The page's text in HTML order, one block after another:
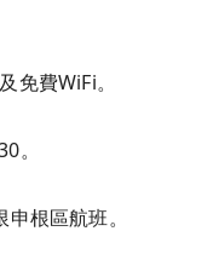
免費WiFi。
。
根區航班。